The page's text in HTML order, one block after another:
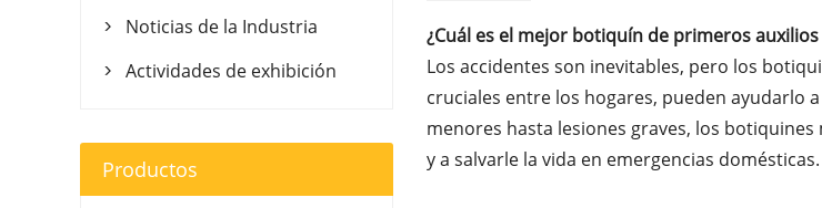
¿Cuál es el mejor botiquín de primeros
Los accidentes son inevitables, pero los
cruciales entre los hogares, pueden ayudarlo
menores hasta lesiones graves, los
y a salvarle la vida en emergencias domésticas.
 Noticias de la Industria
 Actividades de exhibición
Productos